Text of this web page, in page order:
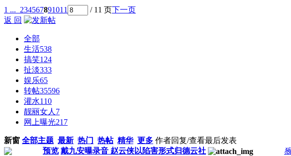
1 ... 234567891011 / 11 页下一页
返 回
全部
生活538
搞笑124
扯淡333
娱乐65
转帖35596
灌水110
靓丽女人 7
网上曝光217
新窗 全部主题 最新 热门 热帖 精华 更多 作者回复/查看最后发表
预览 戴九安曝录音 赵云侠以陷害形式归德云社